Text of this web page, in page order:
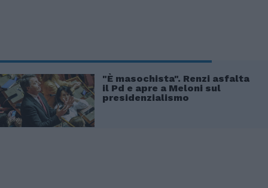
"È masochista". Renzi asfalta
il Pd e apre a Meloni sul
presidenzialismo